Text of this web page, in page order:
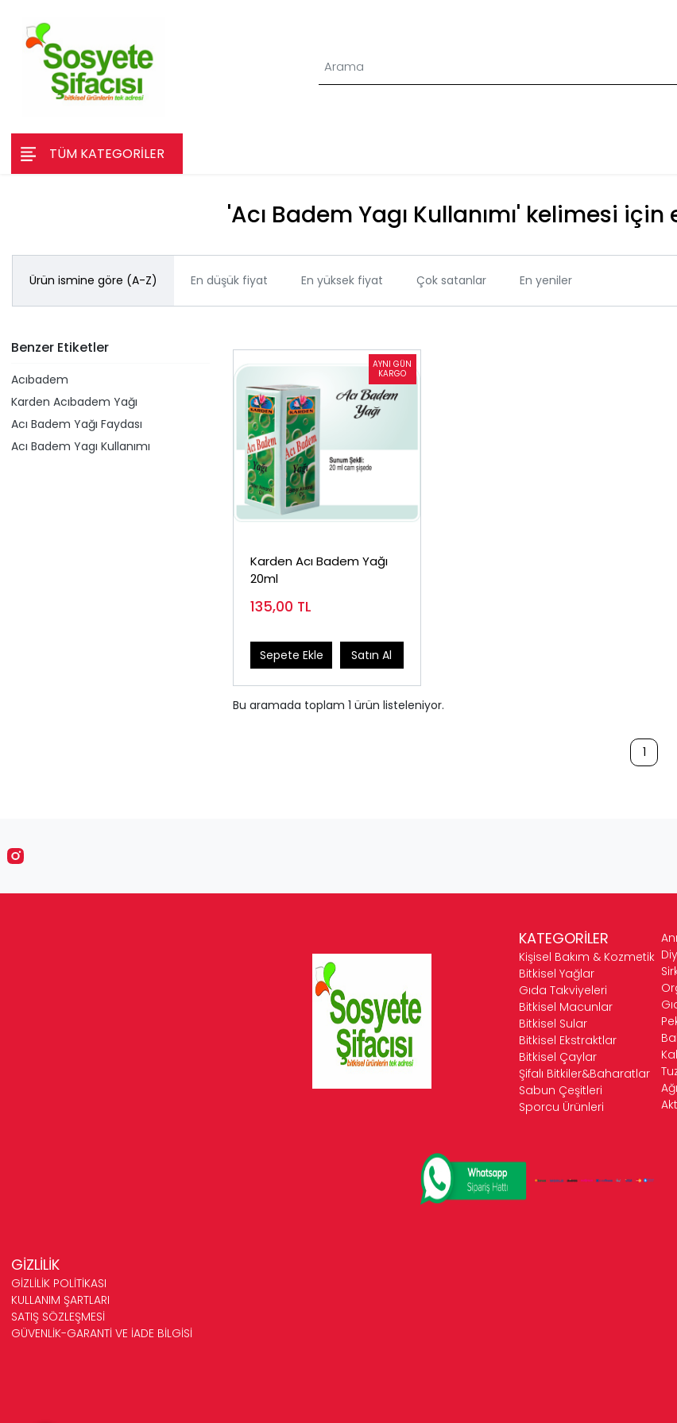
TÜM KATEGORİLER
'Acı Badem Yagı Kullanımı' kelimesi
Ürün ismine göre (A-Z) En düşük fiyat En yüksek fiyat Çok satanlar En yeniler
Benzer Etiketler
Acıbadem
Karden Acıbadem Yağı
Acı Badem Yağı Faydası
Acı Badem Yagı Kullanımı
Karden Acı Badem Yağı
20ml
135,00 TL
Sepete Ekle Satın Al
Bu aramada toplam 1 ürün listeleniyor.
1
KATEGORİLER
Kişisel Bakım & Kozmetik
Bitkisel Yağlar
Gıda Takviyeleri
Bitkisel Macunlar
Bitkisel Sular
Bitkisel Ekstraktlar
Bitkisel Çaylar
Şifalı Bitkiler&Baharatlar
Sabun Çeşitleri
Sporcu Ürünleri
Bal
GİZLİLİK
GİZLİLİK POLİTİKASI
KULLANIM ŞARTLARI
SATIŞ SÖZLEŞMESİ
GÜVENLİK-GARANTİ VE İADE BİLGİSİ